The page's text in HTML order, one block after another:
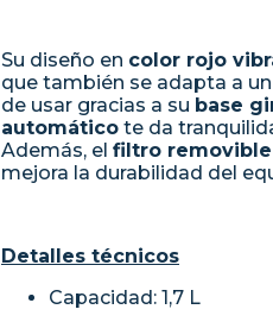
Su diseño en color rojo
que también se adapta a
de usar gracias a su base
automático te da
Además, el filtro removible
mejora la durabilidad del
Detalles técnicos
Capacidad: 1,7 L